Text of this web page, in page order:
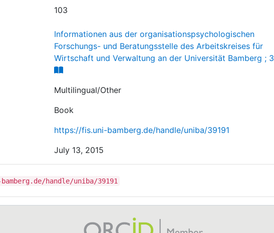
103
Informationen aus der organisationspsychologischen
Forschungs- und Beratungsstelle des Arbeitskreises für
Wirtschaft und Verwaltung an der Universität Bamberg ; 3
Multilingual/Other
Book
https://fis.uni-bamberg.de/handle/uniba/39191
July 13, 2015
handle/uniba/39191